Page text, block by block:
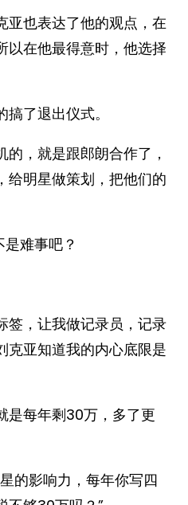
亚也表达了他的观点，在
以在他最得意时，他选择
了退出仪式。
，就是跟郎朗合作了，
给明星做策划，把他们的
难事吧？
签，让我做记录员，记录
克亚知道我的内心底限是
是每年剩30万，多了更
的影响力，每年你写四